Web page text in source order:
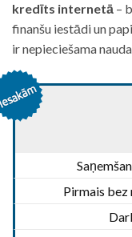
kredīts internetā –
finanšu iestādi un
ir nepieciešama
Pirmais bez